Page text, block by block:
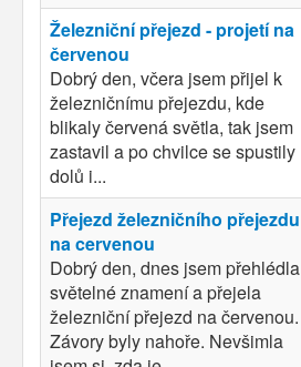
Železniční přejezd - projetí na
červenou
Dobrý den, včera jsem přijel k
železničnímu přejezdu, kde
blikaly červená světla, tak jsem
zastavil a po chvilce se spustily
dolů i...
Přejezd železničního přejezdu
na cervenou
Dobrý den, dnes jsem přehlédla
světelné znamení a přejela
železniční přejezd na červenou.
Závory byly nahoře. Nevšimla